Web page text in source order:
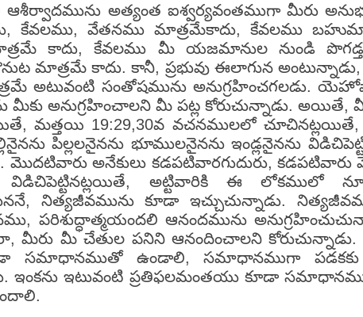
ఆశీర్వాదమును అత్యంత ఐశ్వర్యవంతముగా మీరు
కేవలము, వేతనము మాత్రమేకాదు, కేవలము
మాత్రమే కాదు, కేవలము మీ యజమానుల నుండి
మాత్రమే కాదు. కానీ, ప్రభువు ఈలాగున
అటువంటి సంతోషమును అనుగ్రహించగలడు.
అనుగ్రహించాలని మీ పట్ల కోరుచున్నాడు. అయితే,
మత్తయి 19:29,30వ వచనములలో
పిల్లలనైనను భూములనైనను ఇండ్లనైనను
మొదటివారు అనేకులు కడపటివారగుదురు, కడపటివారు
అట్టివారికి ఈ లోకములో
నిత్యజీవమును కూడా ఇచ్చుచున్నాడు.
ఆనందమును
మీరు మీ చేతుల పనిని ఆనందించాలని కోరుచున్నాడు.
సమాధానముతో ఉండాలి, సమాధానముగా
ఇంకను ఇటువంటి ప్రతిఫలమంతయు కూడా